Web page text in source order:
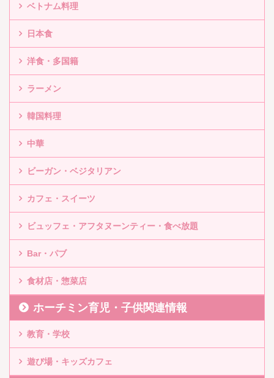
ベトナム料理
日本食
洋食・多国籍
ラーメン
韓国料理
中華
ビーガン・ベジタリアン
カフェ・スイーツ
ビュッフェ・アフタヌーンティー・食べ放題
Bar・パブ
食材店・惣菜店
ホーチミン育児・子供関連情報
教育・学校
遊び場・キッズカフェ